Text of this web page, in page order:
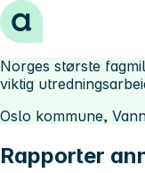
Hopp til innhold
Norges største
viktig
Oslo kommune,
Rapporter